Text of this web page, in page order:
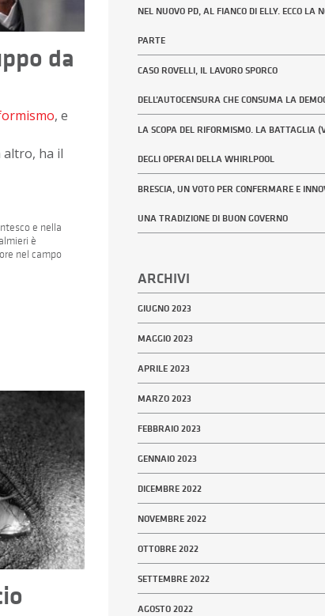
da
, e
altro, ha il
e nella
è
nel campo
NEL NUOVO PD, AL FIANCO DI ELLY. ECCO LA
PARTE
CASO ROVELLI, IL LAVORO SPORCO
DELL’AUTOCENSURA CHE CONSUMA LA
LA SCOPA DEL RIFORMISMO. LA BATTAGLIA
DEGLI OPERAI DELLA WHIRLPOOL
BRESCIA, UN VOTO PER CONFERMARE E
UNA TRADIZIONE DI BUON GOVERNO
ARCHIVI
GIUGNO 2023
MAGGIO 2023
APRILE 2023
MARZO 2023
FEBBRAIO 2023
GENNAIO 2023
DICEMBRE 2022
NOVEMBRE 2022
OTTOBRE 2022
SETTEMBRE 2022
AGOSTO 2022